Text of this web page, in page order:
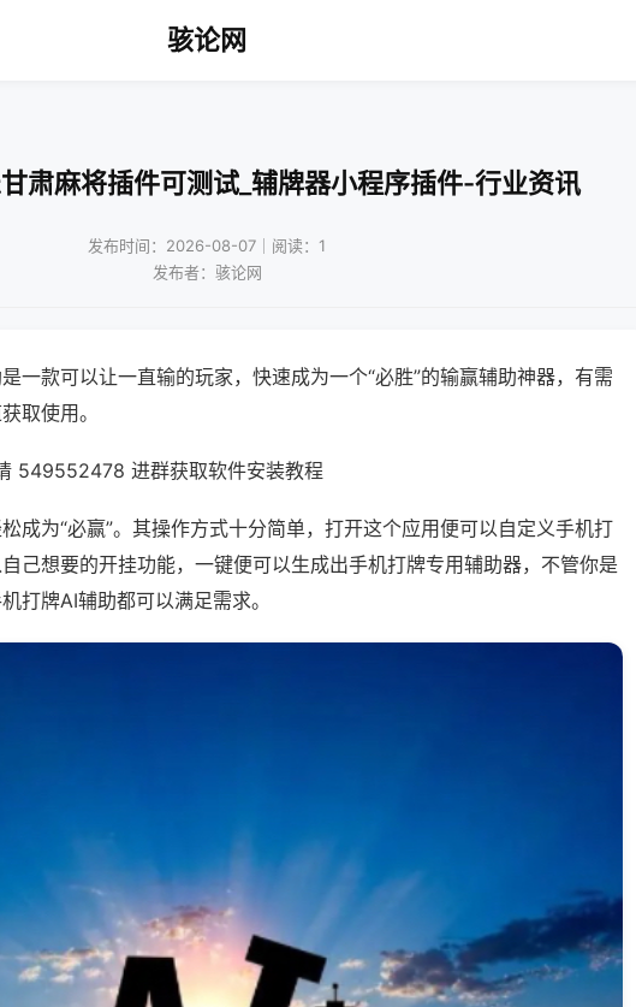
骇论网
肃麻将插件可测试_辅牌器小程序插件-行业资讯
发布时间：2026-08-07｜阅读：1
发布者：骇论网
一款可以让一直输的玩家，快速成为一个“必胜”的输赢辅助神器，有需
取使用。
549552478 进群获取软件安装教程
成为“必赢”。其操作方式十分简单，打开这个应用便可以自定义手机打
己想要的开挂功能，一键便可以生成出手机打牌专用辅助器，不管你是
打牌AI辅助都可以满足需求。